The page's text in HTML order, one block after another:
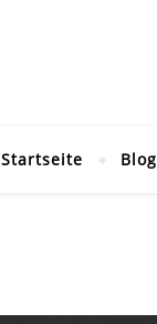
Startseite Blog